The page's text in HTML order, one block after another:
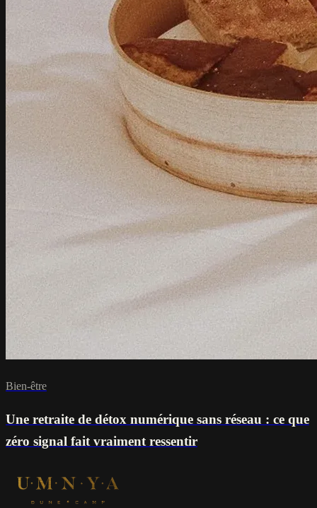
Bien-être
Une retraite de détox numérique sans réseau : ce que
zéro signal fait vraiment ressentir